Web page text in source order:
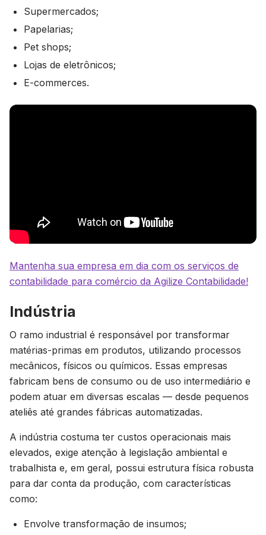
Supermercados;
Papelarias;
Pet shops;
Lojas de eletrônicos;
E-commerces.
Mantenha sua empresa em dia com os serviços de
contabilidade para comércio da Agilize Contabilidade!
Indústria
O ramo industrial é responsável por transformar
matérias-primas em produtos, utilizando processos
mecânicos, físicos ou químicos. Essas empresas
fabricam bens de consumo ou de uso intermediário e
podem atuar em diversas escalas — desde pequenos
ateliês até grandes fábricas automatizadas.
A indústria costuma ter custos operacionais mais
elevados, exige atenção à legislação ambiental e
trabalhista e, em geral, possui estrutura física robusta
para dar conta da produção, com características
como:
Envolve transformação de insumos;